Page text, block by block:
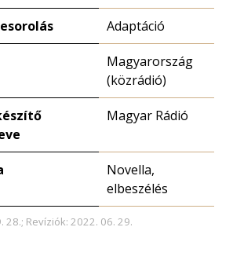
Adaptáció
Magyarország
(közrádió)
Magyar Rádió
Novella,
elbeszélés
28.; Revíziók: 2022. 06. 29.